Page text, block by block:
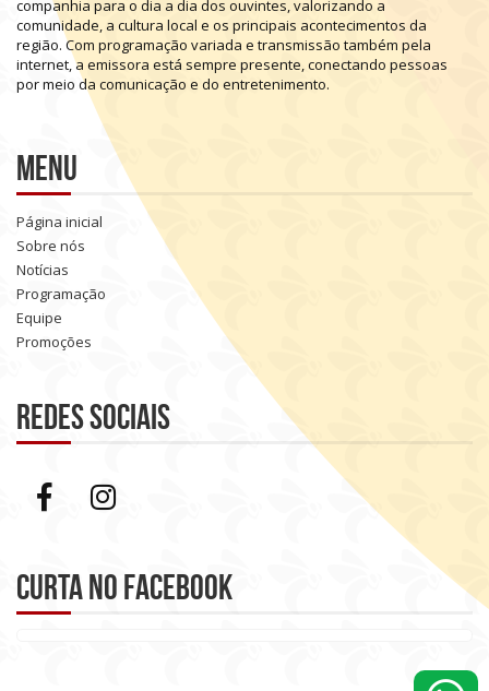
companhia para o dia a dia dos ouvintes,valorizando a
comunidade, a cultura local e os principais acontecimentos da
região. Com programação variada e transmissão também pela
internet,a emissora está sempre presente,conectando pessoas
pormeio da comunicação e do entretenimento.
Menu
Página inicial
Sobre nós
Notícias
Programação
Equipe
Promoções
Redes sociais
Curta no Facebook